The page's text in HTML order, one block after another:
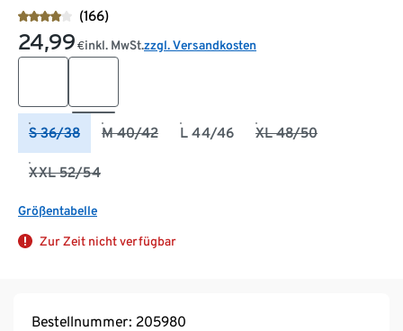
(166)
24,99 €inkl. MwSt.zzgl. Versandkosten
S 36/38 M 40/42 L 44/46 XL 48/50
XXL 52/54
Größentabelle
Zur Zeit nicht verfügbar
Bestellnummer: 205980